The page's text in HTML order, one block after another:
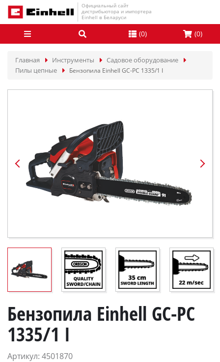
Официальный сайт
дистрибьютора и импортера
Einhell в Беларуси
(0) (0)
Главная Инструменты
Садовое оборудование
Пилы цепные
Бензопила Einhell GC-PC 1335/1 I
Бензопила Einhell GC-PC
1335/1 I
Артикул: 4501870